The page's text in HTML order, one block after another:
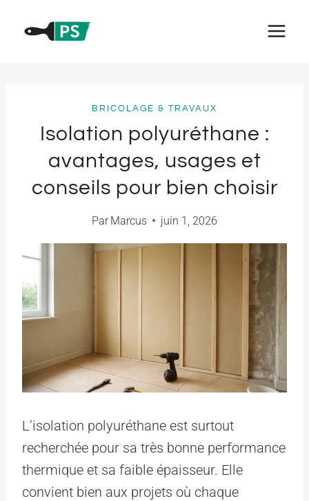
BRICOLAGE & TRAVAUX
Isolation polyuréthane :
avantages, usages et
conseils pour bien choisir
Par Marcus juin 1, 2026
L’isolation polyuréthane est surtout
recherchée pour sa très bonne performance
thermique et sa faible épaisseur. Elle
convient bien aux projets où chaque